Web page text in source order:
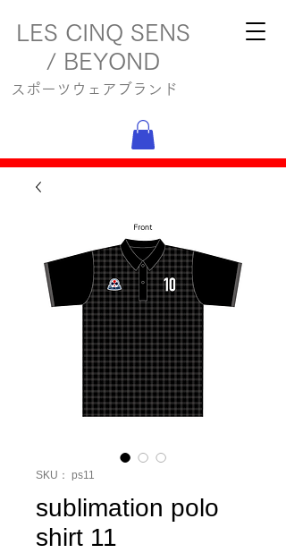
LES CINQ SENS
/ BEYOND
スポーツウェアブランド
SKU： ps11
sublimation polo
shirt 11